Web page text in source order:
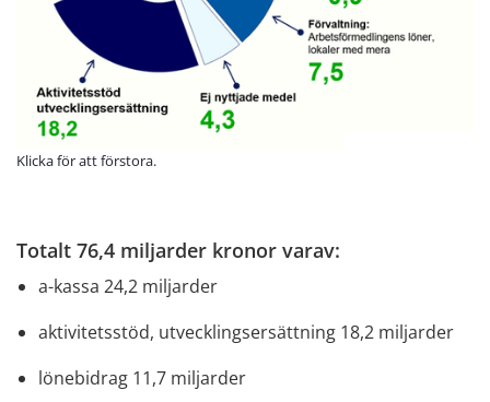
Klicka för att förstora.
Totalt 76,4 miljarder kronor varav:
a-kassa 24,2 miljarder
aktivitetsstöd, utvecklingsersättning 18,2 miljarder
lönebidrag 11,7 miljarder